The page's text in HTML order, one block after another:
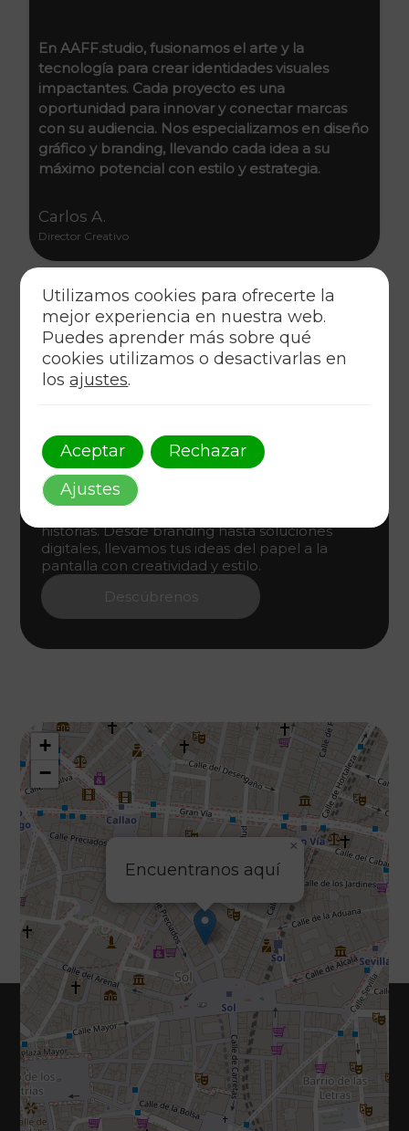
En AAFF.studio, fusionamos el arte y la
tecnología para crear identidades visuales
impactantes. Cada proyecto es una
oportunidad para innovar y conectar marcas
con su audiencia. Nos especializamos en diseño
gráfico y branding, llevando cada idea a su
máximo potencial con estilo y estrategia.
Carlos A.
Director Creativo
Diseño Gráfico Único
historias. Desde branding hasta soluciones
digitales, llevamos tus ideas del papel a la
pantalla con creatividad y estilo.
Descúbrenos
Encuentranos aquí
×
+
−
Utilizamos cookies para ofrecerte la
mejor experiencia en nuestra web.
Puedes aprender más sobre qué
cookies utilizamos o desactivarlas en
losajustes.
Aceptar
Rechazar
Ajustes